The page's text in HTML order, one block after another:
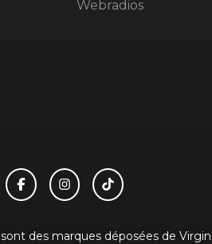
Webradios
des marques déposées de